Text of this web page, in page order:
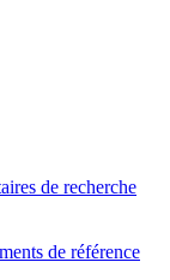
de recherche
de référence